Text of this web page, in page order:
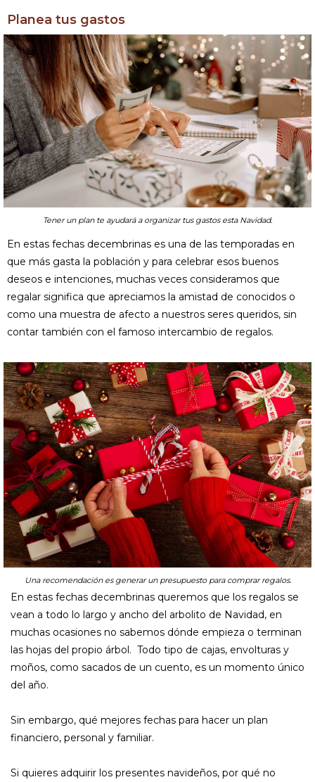
Planea tus gastos
Tener un plan te ayudará a organizar tus gastos esta Navidad.
En estas fechas decembrinas es una de las temporadas en
que más gasta la población y para celebrar esos buenos
deseos e intenciones, muchas veces consideramos que
regalar significa que apreciamos la amistad de conocidos o
como una muestra de afecto a nuestros seres queridos, sin
contar también con el famoso intercambio de regalos.
Una recomendación es generar un presupuesto para comprar regalos.
En estas fechas decembrinas queremos que los regalos se
vean a todo lo largo y ancho del arbolito de Navidad, en
muchas ocasiones no sabemos dónde empieza o terminan
las hojas del propio árbol. Todo tipo de cajas, envolturas y
moños, como sacados de un cuento, es un momento único
del año.
Sin embargo, qué mejores fechas para hacer un plan
financiero, personal y familiar.
Si quieres adquirir los presentes navideños, por qué no